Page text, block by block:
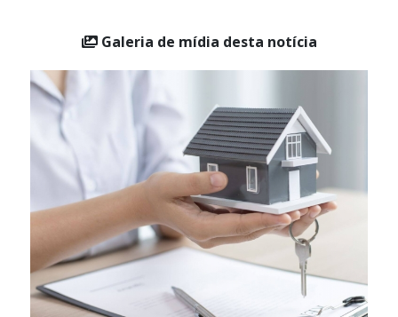
Galeria de mídia desta notícia